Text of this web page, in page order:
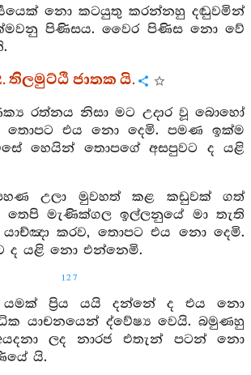
නො කටයුතු කරන්නහු දඬුවමින්
පිණිසය. වෛර පිණිස නො වේ
තිලමුට්ඨි ජාතක යි.
රත්නය නිසා මට උදාර වූ බොහෝ
තොපට එය නො දෙමි. පමණ ඉක්ම
හෙයින් තොපගේ අසපුවට ද යළි
උලා මුවහත් කළ කඩුවක් ගත්
මැණික්ගල ඉල්ලනුයේ මා තැති
යාච්ඤා කරව, තොපට එය නො දෙමි.
ද යළි නො එන්නෙමි.
127
යමක් ප්‍රිය යයි දන්නේ ද එය නො
යාචනයෙන් ද්වේෂ්‍ය වෙයි. බමුණහු
ලද නාරජ එතැන් පටන් නො
යි.